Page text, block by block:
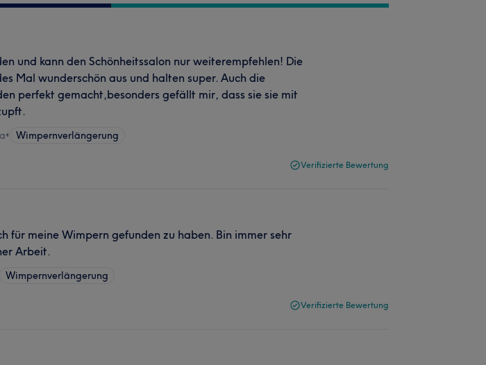
und kann den Schönheitssalon nur weiterempfehlen! Die
Mal wunderschön aus und halten super. Auch die
perfekt gemacht,besonders gefällt mir, dass sie sie mit
• Wimpernverlängerung
Verifizierte Bewertung
für meine Wimpern gefunden zu haben. Bin immer sehr
Arbeit.
Wimpernverlängerung
Verifizierte Bewertung